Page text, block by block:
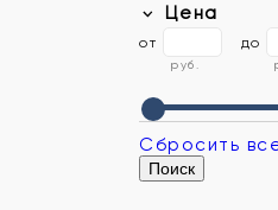
Цена
от
руб.
до
Сбросить